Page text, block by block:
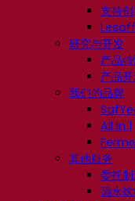
支持
研究与开发
产品
产品
我们的品牌
All In 1
其他服务
委托
酒水